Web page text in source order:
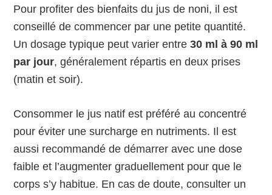
Pour profiter des bienfaits du jus de noni, il est
conseillé de commencer par une petite quantité.
Un dosage typique peut varier entre30 ml à 90 ml
par jour, généralement répartis en deux prises
(matin et soir).
Consommer le jus natif est préféré au concentré
pour éviter une surcharge en nutriments. Il est
aussi recommandé de démarrer avec une dose
faible et l’augmenter graduellement pour que le
corps s’y habitue. En cas de doute, consulter un